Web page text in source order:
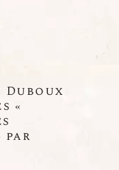
Duboux
«
par